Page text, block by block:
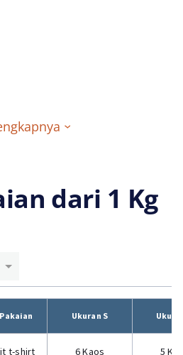
dari 1 Kg
Ukuran S
t-shirt 6 Kaos 5